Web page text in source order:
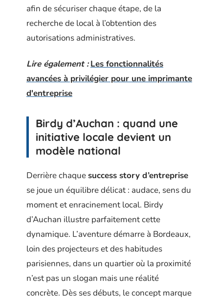
afin de sécuriser chaque étape, de la
recherche de local à l’obtention des
autorisations administratives.
Lire également : Les fonctionnalités
avancées à privilégier pour une imprimante
d'entreprise
Birdy d’Auchan : quand une
initiative locale devient un
modèle national
Derrière chaquesuccess story d’entreprise
se joue un équilibre délicat : audace, sens du
moment et enracinement local. Birdy
d’Auchan illustre parfaitement cette
dynamique. L’aventure démarre à Bordeaux,
loin des projecteurs et des habitudes
parisiennes, dans un quartier où la proximité
n’est pas un slogan mais une réalité
concrète. Dès ses débuts, le concept marque